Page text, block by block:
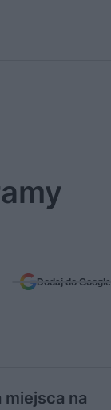
Dodaj do Google
na